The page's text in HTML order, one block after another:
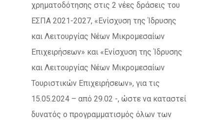
χρηματοδότησης στις 2 νέες δράσεις του
ΕΣΠΑ 2021-2027, «Ενίσχυση της Ίδρυσης
και Λειτουργίας Νέων Μικρομεσαίων
Επιχειρήσεων» και «Ενίσχυση της Ίδρυσης
και Λειτουργίας Νέων Μικρομεσαίων
Τουριστικών Επιχειρήσεων», για τις
15.05.2024 – από 29.02 -, ώστε να καταστεί
δυνατός ο προγραμματισμός όλων των